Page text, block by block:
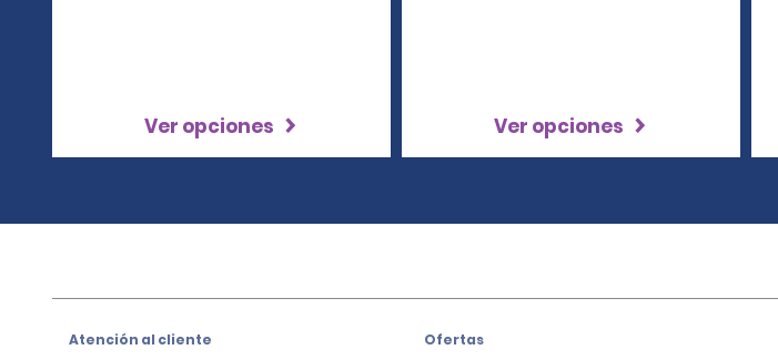
Ver opciones Ver opciones
Atención al cliente Ofertas